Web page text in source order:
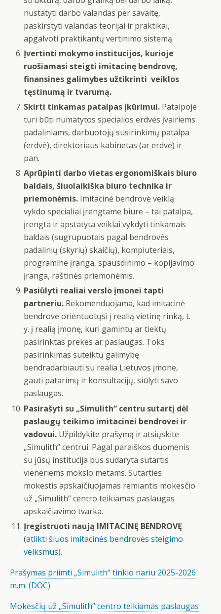
nustatyti darbo valandas per savaitę,
paskirstyti valandas teorijai ir praktikai,
apgalvoti praktikantų vertinimo sistemą.
Įvertinti mokymo institucijos, kurioje
ruošiamasi steigti imitacinę bendrovę,
finansines galimybes užtikrinti veiklos
tęstinumą ir tvarumą.
Skirti tinkamas patalpas įkūrimui. Patalpoje
turi būti numatytos specialios erdvės įvairiems
padaliniams, darbuotojų susirinkimų patalpa
(erdvė), direktoriaus kabinetas (ar erdvė) ir
pan.
Aprūpinti darbo vietas ergonomiškais biuro
baldais, šiuolaikiška biuro technika ir
priemonėmis. Imitacinė bendrovė veiklą
vykdo specialiai įrengtame biure – tai patalpa,
įrengta ir apstatyta veiklai vykdyti tinkamais
baldais (sugrupuotais pagal bendrovės
padalinių (skyrių) skaičių), kompiuteriais,
programine įranga, spausdinimo – kopijavimo
įranga, raštinės priemonėmis.
Pasiūlyti realiai verslo įmonei tapti
partneriu. Rekomenduojama, kad imitacinė
bendrovė orientuotųsi į realią vietinę rinką, t.
y. į realią įmonę, kuri gamintų ar tiektų
pasirinktas prekes ar paslaugas. Toks
pasirinkimas suteiktų galimybę
bendradarbiauti su realia Lietuvos įmone,
gauti patarimų ir konsultacijų, siūlyti savo
paslaugas.
Pasirašyti su „Simulith“ centru sutartį dėl
paslaugų teikimo imitacinei bendrovei ir
vadovui. Užpildykite prašymą ir atsiųskite
„Simulith“ centrui. Pagal paraiškos duomenis
su jūsų institucija bus sudaryta sutartis
vieneriems mokslo metams. Sutarties
mokestis apskaičiuojamas remiantis mokesčio
už „Simulith“ centro teikiamas paslaugas
apskaičiavimo tvarka.
Įregistruoti naują IMITACINĘ BENDROVĘ
(atlikti šiuos imitacinės bendrovės steigimo
veiksmus).
Prašymas priimti „Simulith“ tinklo nariu 2025-2026
m.m. (DOC)
Mokesčių už „Simulith“ centro teikiamas paslaugas